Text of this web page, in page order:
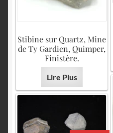
Stibine sur Quartz, Mine
de Ty Gardien, Quimper,
Finistère.
Lire Plus